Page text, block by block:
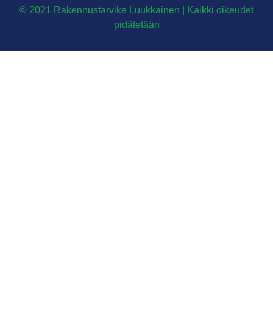
© 2021 Rakennustarvike Luukkainen | Kaikki oikeudet
pidätetään